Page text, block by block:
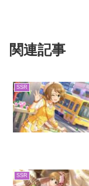
関連記事
SSR
SSR